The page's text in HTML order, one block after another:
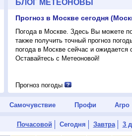
БЛОГ МЕТЕОНОВЫ
Погода в Москве. Здесь Вы можете
также получить точный прогноз
погода в Москве сейчас и
Оставайтесь с Метеоновой!
Прогноз погоды
Самочувствие Профи Агро
Почасовой Сегодня Завтра 3